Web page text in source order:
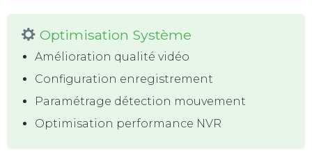
Optimisation Système
Amélioration qualité vidéo
Configuration enregistrement
Paramétrage détection mouvement
Optimisation performance NVR